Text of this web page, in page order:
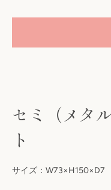
セミ（メタ
ト
サイズ：W73×H150×D7